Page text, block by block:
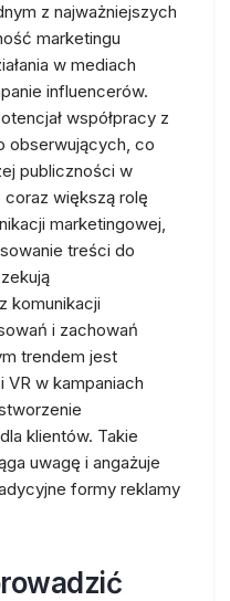
z najważniejszych
marketingu
w mediach
influencerów.
współpracy z
obserwujących, co
publiczności w
większą rolę
marketingowej,
treści do
komunikacji
i zachowań
trendem jest
w kampaniach
klientów. Takie
uwagę i angażuje
formy reklamy